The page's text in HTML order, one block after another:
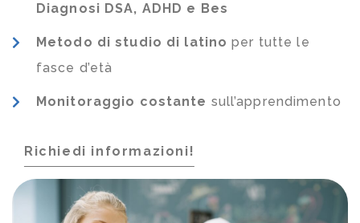
Diagnosi DSA, ADHD e Bes
Metodo di studio di latino per tutte le
fasce d’età
Monitoraggio costante sull’apprendimento
Richiedi informazioni!